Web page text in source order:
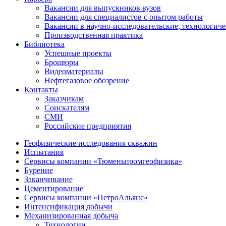
Вакансии для выпускников вузов
Вакансии для специалистов с опытом работы
Вакансии в научно-исследовательские,
Производственная практика
Библиотека
Успешные проекты
Брошюры
Видеоматериалы
Нефтегазовое обозрение
Контакты
Заказчикам
Соискателям
СМИ
Российские предприятия
Геофизические исследования скважин
Испытания
Сервисы компании «Тюменьпромгеофизика»
Бурение
Заканчивание
Цементирование
Сервисы компании «ПетроАльянс»
Интенсификация добычи
Механизированная добыча